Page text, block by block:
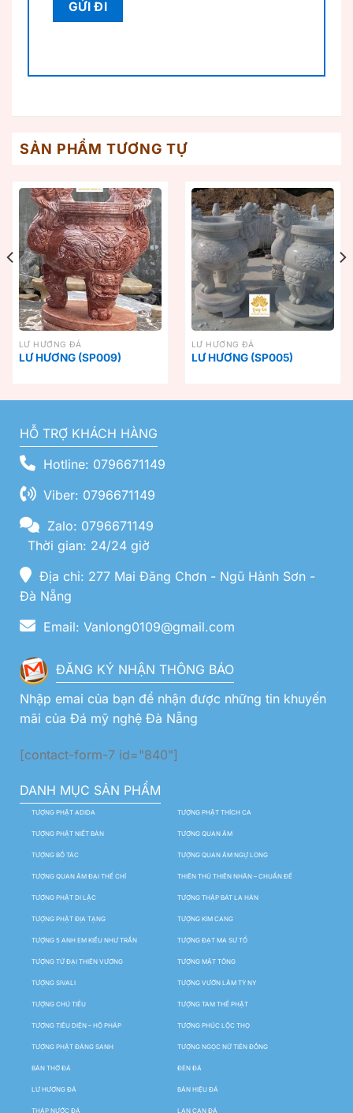
SẢN PHẨM TƯƠNG TỰ
LƯ HƯƠNG ĐÁ
LƯ HƯƠNG (SP009)
LƯ HƯƠNG ĐÁ
LƯ HƯƠNG (SP005)
HỖ TRỢ KHÁCH HÀNG
Hotline: 0796671149
Viber: 0796671149
Zalo: 0796671149
Thời gian: 24/24 giờ
Địa chỉ: 277 Mai Đăng Chơn - Ngũ Hành Sơn -
Đà Nẵng
Email: Vanlong0109@gmail.com
ĐĂNG KÝ NHẬN THÔNG BÁO
Nhập emai của bạn để nhận được những tin khuyến
mãi của Đá mỹ nghệ Đà Nẵng
[contact-form-7 id="840"]
DANH MỤC SẢN PHẨM
TƯỢNG PHẬT ADIDA TƯỢNG PHẬT THÍCH CA
TƯỢNG PHẬT NIẾT BÀN TƯỢNG QUAN ÂM
TƯỢNG BỒ TÁC TƯỢNG QUAN ÂM NGỰ LONG
TƯỢNG QUAN ÂM ĐẠI THẾ CHÍ THIÊN THỦ THIÊN NHÃN – CHUẨN ĐỀ
TƯỢNG PHẬT DI LẶC TƯỢNG THẬP BÁT LA HÁN
TƯỢNG PHẬT ĐỊA TẠNG TƯỢNG KIM CANG
TƯỢNG 5 ANH EM KIỀU NHƯ TRẦN TƯỢNG ĐẠT MA SƯ TỔ
TƯỢNG TỨ ĐẠI THIÊN VƯƠNG TƯỢNG MẬT TÔNG
TƯỢNG SIVALI TƯỢNG VƯỜN LÂM TỲ NY
TƯỢNG CHÚ TIỂU TƯỢNG TAM THẾ PHẬT
TƯỢNG TIÊU DIỆN – HỘ PHÁP TƯỢNG PHÚC LỘC THỌ
TƯỢNG PHẬT ĐẢNG SANH TƯỢNG NGỌC NỮ TIÊN ĐỒNG
BÀN THỜ ĐÁ ĐÈN ĐÁ
LƯ HƯƠNG ĐÁ BẢN HIỆU ĐÁ
THÁP NƯỚC ĐÁ LAN CAN ĐÁ